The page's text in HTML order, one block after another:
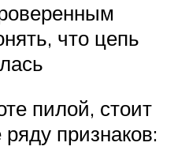
что цепь
пилой, стоит
признаков: